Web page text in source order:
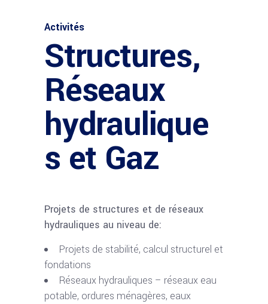
Activités
Structures,
Réseaux
hydraulique
s et Gaz
Projets de structures et de réseaux
hydrauliques au niveau de:
Projets de stabilité, calcul structurel et
fondations
Réseaux hydrauliques – réseaux eau
potable, ordures ménagères, eaux